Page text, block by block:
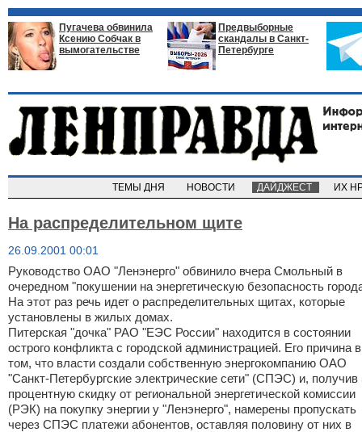
Пугачева обвинила
Ксению Собчак в
вымогательстве
Предвыборные
скандалы в Санкт-
Петербурге
ТЕМЫ ДНЯ НОВОСТИ ДАЙДЖЕСТ ИХ
На распределительном щите
26.09.2001 00:01
Руководство ОАО "Ленэнерго" обвинило вчера Смольный в
очередном "покушении на энергетическую безопасность
На этот раз речь идет о распределительных щитах, которые
установлены в жилых домах.
Питерская "дочка" РАО "ЕЭС России" находится в состоянии
острого конфликта с городской администрацией. Его причина в
том, что власти создали собственную энергокомпанию ОАО
"Санкт-Петербургские электрические сети" (СПЭС) и, получив
процентную скидку от региональной энергетической комиссии
(РЭК) на покупку энергии у "Ленэнерго", намерены пропускать
через СПЭС платежи абонентов, оставляя половину от них в